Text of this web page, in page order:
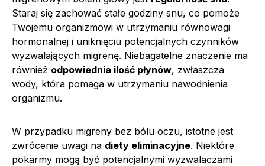
Staraj się zachować stałe godziny snu, co pomoże
Twojemu organizmowi w utrzymaniu równowagi
hormonalnej i uniknięciu potencjalnych czynników
wyzwalających migrenę. Niebagatelne znaczenie ma
również odpowiednia ilość płynów, zwłaszcza
wody, która pomaga w utrzymaniu nawodnienia
organizmu.
W przypadku migreny bez bólu oczu, istotne jest
zwrócenie uwagi na diety eliminacyjne. Niektóre
pokarmy mogą być potencjalnymi wyzwalaczami